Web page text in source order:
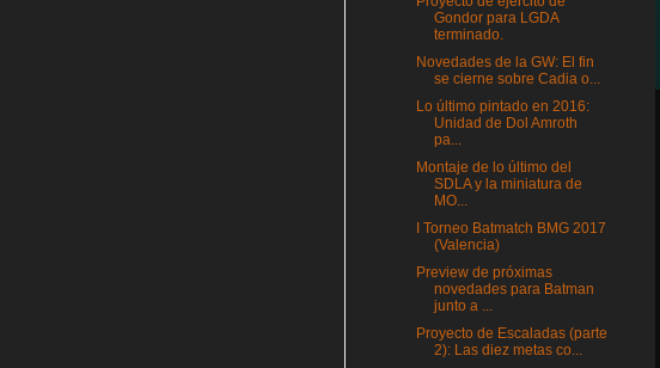
Gondor para LGDA
terminado.
Novedades de la GW: El fin
se cierne sobre Cadia o...
Lo último pintado en 2016:
Unidad de Dol Amroth
pa...
Montaje de lo último del
SDLA y la miniatura de
MO...
I Torneo Batmatch BMG 2017
(Valencia)
Preview de próximas
novedades para Batman
junto a ...
Proyecto de Escaladas (parte
2): Las diez metas co...